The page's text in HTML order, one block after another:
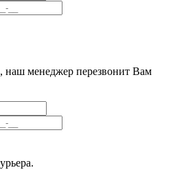
наш менеджер перезвонит Вам